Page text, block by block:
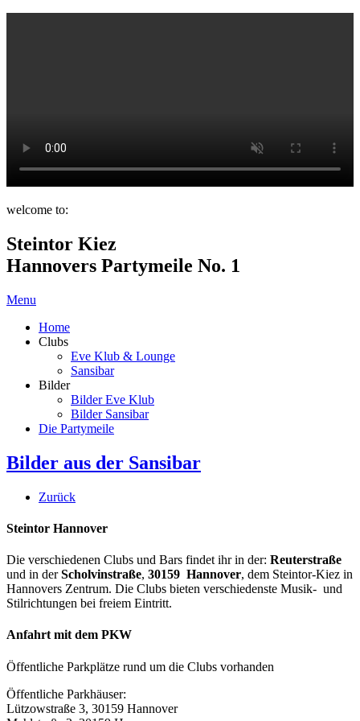
welcome to:
Steintor Kiez
Hannovers Partymeile No. 1
Menu
Home
Clubs
Eve Klub & Lounge
Sansibar
Bilder
Bilder Eve Klub
Bilder Sansibar
Die Partymeile
Bilder aus der Sansibar
Zurück
Steintor Hannover
Die verschiedenen Clubs und Bars findet ihr in der: Reuterstraße
und in derScholvinstraße, 30159 Hannover, dem Steintor-Kiez in
Hannovers Zentrum. Die Clubs bieten verschiedenste Musik- und
Stilrichtungen bei freiem Eintritt.
Anfahrt mit dem PKW
Öffentliche Parkplätze rund um die Clubs vorhanden
Öffentliche Parkhäuser:
Lützowstraße 3, 30159 Hannover